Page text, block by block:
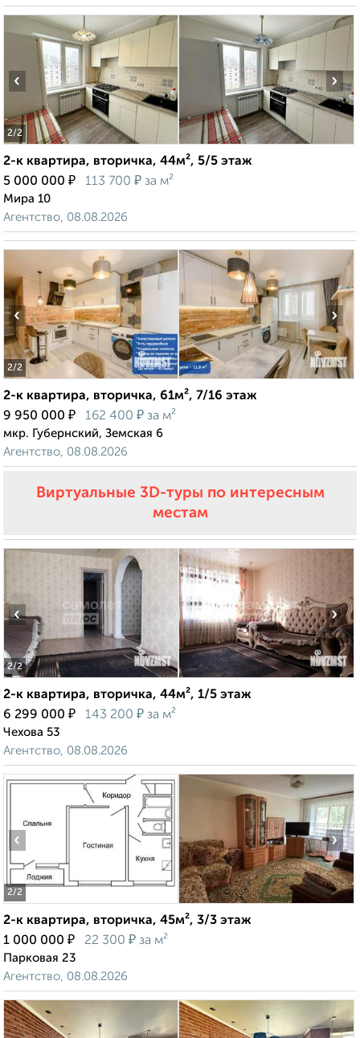
2/2
‹ ›
2-к квартира, вторичка, 44м², 5/5 этаж
5 000 000 ₽ 113 700 ₽ за м²
Мира 10
Агентство, 08.08.2026
2/2
‹ ›
2-к квартира, вторичка, 61м², 7/16 этаж
9 950 000 ₽ 162 400 ₽ за м²
мкр. Губернский, Земская 6
Агентство, 08.08.2026
Виртуальные 3D-туры по интересным
местам
2/2
‹ ›
2-к квартира, вторичка, 44м², 1/5 этаж
6 299 000 ₽ 143 200 ₽ за м²
Чехова 53
Агентство, 08.08.2026
2/2
‹ ›
2-к квартира, вторичка, 45м², 3/3 этаж
1 000 000 ₽ 22 300 ₽ за м²
Парковая 23
Агентство, 08.08.2026